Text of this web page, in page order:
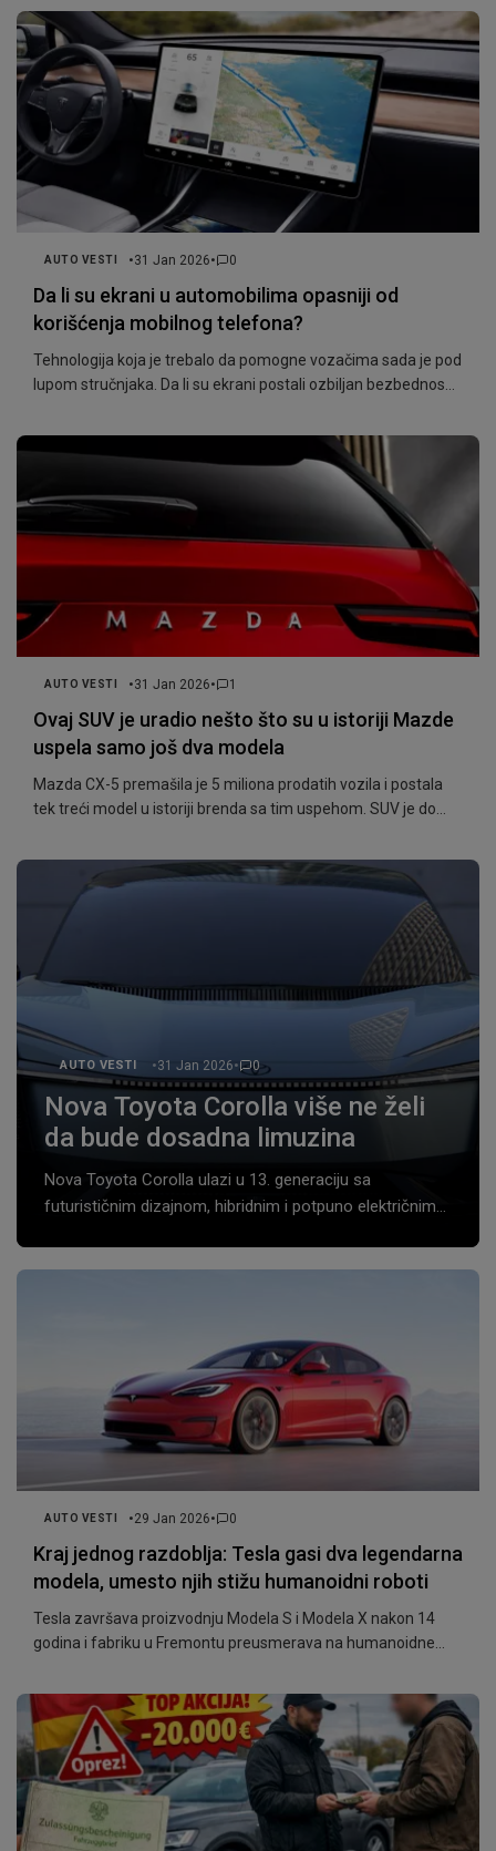
AUTO VESTI •31 Jan 2026• 0
Da li su ekrani u automobilima opasniji od
korišćenja mobilnog telefona?
Tehnologija koja je trebalo da pomogne vozačima sada je pod
lupom stručnjaka. Da li su ekrani postali ozbiljan bezbednosni
AUTO VESTI •31 Jan 2026• 1
Ovaj SUV je uradio nešto što su u istoriji Mazde
uspela samo još dva modela
Mazda CX-5 premašila je 5 miliona prodatih vozila i postala
tek treći model u istoriji brenda sa tim uspehom. SUV je do
AUTO VESTI •31 Jan 2026• 0
Nova Toyota Corolla više ne želi
da bude dosadna limuzina
Nova Toyota Corolla ulazi u 13. generaciju sa
futurističnim dizajnom, hibridnim i potpuno električnim
AUTO VESTI •29 Jan 2026• 0
Kraj jednog razdoblja: Tesla gasi dva legendarna
modela, umesto njih stižu humanoidni roboti
Tesla završava proizvodnju Modela S i Modela X nakon 14
godina i fabriku u Fremontu preusmerava na humanoidne
fokus kompanije.